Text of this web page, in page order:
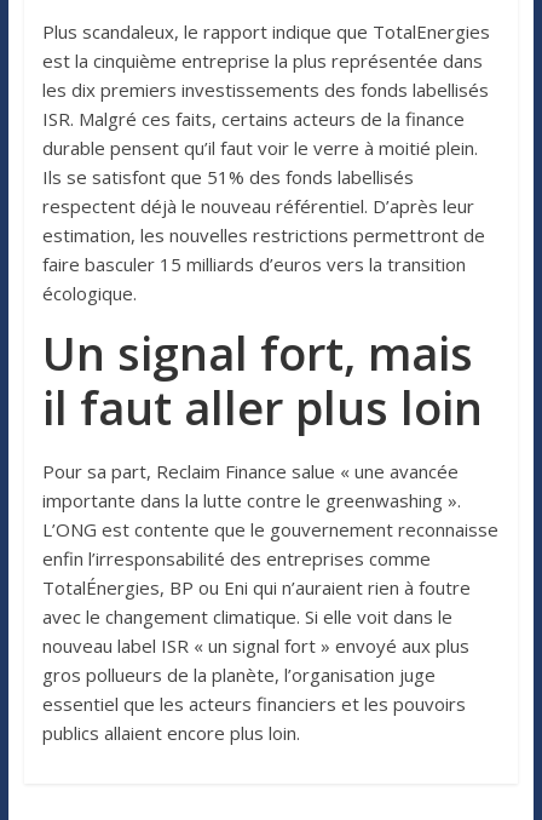
Plus scandaleux, le rapport indique que TotalEnergies
est la cinquième entreprise la plus représentée dans
les dix premiers investissements des fonds labellisés
ISR. Malgré ces faits, certains acteurs de la finance
durable pensent qu’il faut voir le verre à moitié plein.
Ils se satisfont que 51% des fonds labellisés
respectent déjà le nouveau référentiel. D’après leur
estimation, les nouvelles restrictions permettront de
faire basculer 15 milliards d’euros vers la transition
écologique.
Un signal fort, mais
il faut aller plus loin
Pour sa part, Reclaim Finance salue « une avancée
importante dans la lutte contre le greenwashing ».
L’ONG est contente que le gouvernement reconnaisse
enfin l’irresponsabilité des entreprises comme
TotalÉnergies, BP ou Eni qui n’auraient rien à foutre
avec le changement climatique. Si elle voit dans le
nouveau label ISR « un signal fort » envoyé aux plus
gros pollueurs de la planète, l’organisation juge
essentiel que les acteurs financiers et les pouvoirs
publics allaient encore plus loin.